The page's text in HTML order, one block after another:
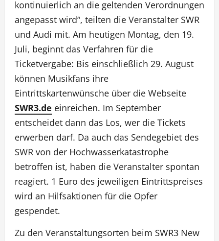
kontinuierlich an die geltenden Verordnungen
angepasst wird“, teilten die Veranstalter SWR
und Audi mit. Am heutigen Montag, den 19.
Juli, beginnt das Verfahren für die
Ticketvergabe: Bis einschließlich 29. August
können Musikfans ihre
Eintrittskartenwünsche über die Webseite
SWR3.de einreichen. Im September
entscheidet dann das Los, wer die Tickets
erwerben darf. Da auch das Sendegebiet des
SWR von der Hochwasserkatastrophe
betroffen ist, haben die Veranstalter spontan
reagiert. 1 Euro des jeweiligen Eintrittspreises
wird an Hilfsaktionen für die Opfer
gespendet.
Zu den Veranstaltungsorten beim SWR3 New